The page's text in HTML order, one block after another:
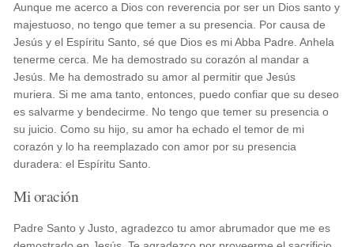
Aunque me acerco a Dios con reverencia por ser un Dios santo y
majestuoso, no tengo que temer a su presencia. Por causa de
Jesús y el Espíritu Santo, sé que Dios es mi Abba Padre. Anhela
tenerme cerca. Me ha demostrado su corazón al mandar a
Jesús. Me ha demostrado su amor al permitir que Jesús
muriera. Si me ama tanto, entonces, puedo confiar que su deseo
es salvarme y bendecirme. No tengo que temer su presencia o
su juicio. Como su hijo, su amor ha echado el temor de mi
corazón y lo ha reemplazado con amor por su presencia
duradera: el Espíritu Santo.
Mi oración
Padre Santo y Justo, agradezco tu amor abrumador que me es